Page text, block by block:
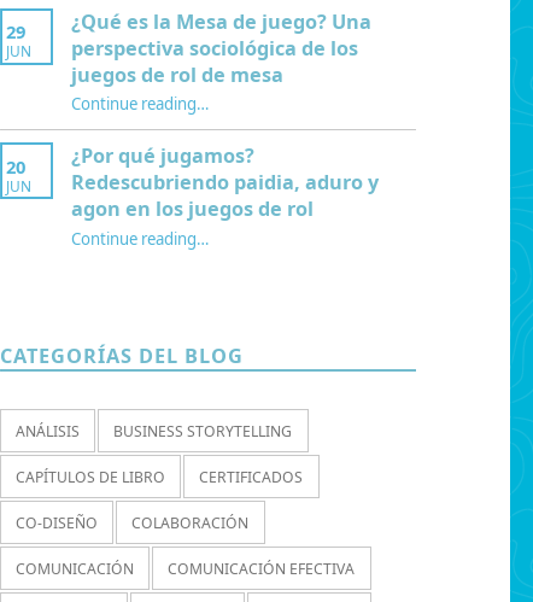
29
JUN
¿Qué es la Mesa de juego? Una
perspectiva sociológica de los
juegos de rol de mesa
Continue reading“¿Qué es la Mesa de juego? Una perspectiva sociológica de los juegos de rol de mesa”
…
20
JUN
¿Por qué jugamos?
Redescubriendo paidia, aduro y
agon en los juegos de rol
Continue reading“¿Por qué jugamos? Redescubriendo paidia, aduro y agon en los juegos de rol”
…
CATEGORÍAS DEL BLOG
ANÁLISIS BUSINESS STORYTELLING
CAPÍTULOS DE LIBRO CERTIFICADOS
CO-DISEÑO COLABORACIÓN
COMUNICACIÓN COMUNICACIÓN EFECTIVA